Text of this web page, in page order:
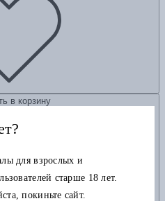
в корзину
для взрослых и
старше 18 лет.
покиньте сайт.